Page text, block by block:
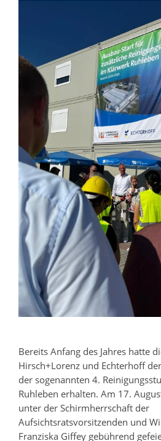
Bereits Anfang des Jahres hatte
Hirsch+Lorenz und Echterhoff
der sogenannten 4.
Ruhleben erhalten. Am 17.
unter der Schirmherrschaft der
Aufsichtsratsvorsitzenden und
Franziska Giffey gebührend